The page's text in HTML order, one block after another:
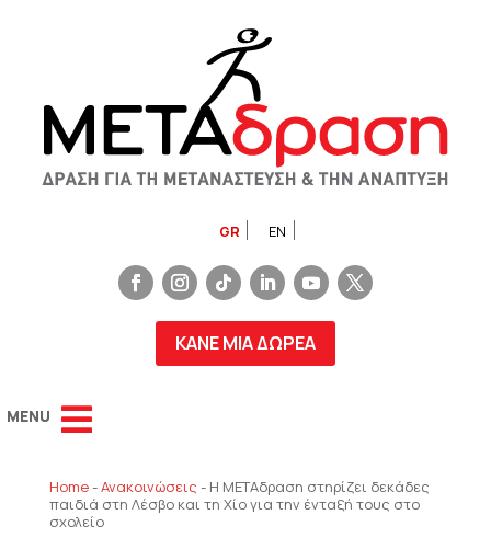
GR EN
ΚΑΝΕ ΜΙΑ ΔΩΡΕΑ
Home-Ανακοινώσεις - Η ΜΕΤΑδραση στηρίζει δεκάδες
παιδιά στη Λέσβο και τη Χίο για την ένταξή τους στο
σχολείο